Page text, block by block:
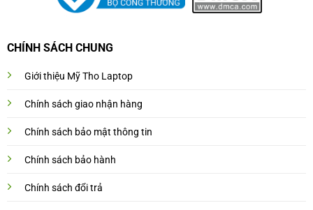
CHÍNH SÁCH CHUNG
Giới thiệu Mỹ Tho Laptop
Chính sách giao nhận hàng
Chính sách bảo mật thông tin
Chính sách bảo hành
Chính sách đổi trả